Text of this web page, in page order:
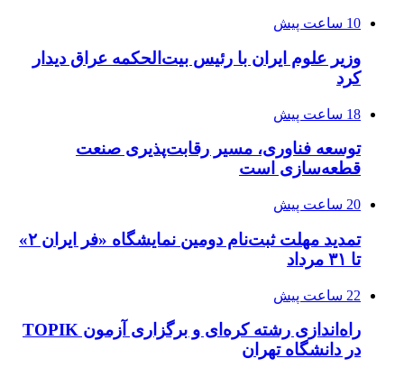
10 ساعت پیش
وزیر علوم ایران با رئیس بیت‌الحکمه عراق دیدار
کرد
18 ساعت پیش
توسعه فناوری، مسیر رقابت‌پذیری صنعت
قطعه‌سازی است
20 ساعت پیش
تمدید مهلت ثبت‌نام دومین نمایشگاه «فر ایران ۲»
تا ۳۱ مرداد
22 ساعت پیش
راه‌اندازی رشته کره‌ای و برگزاری آزمون TOPIK
در دانشگاه تهران